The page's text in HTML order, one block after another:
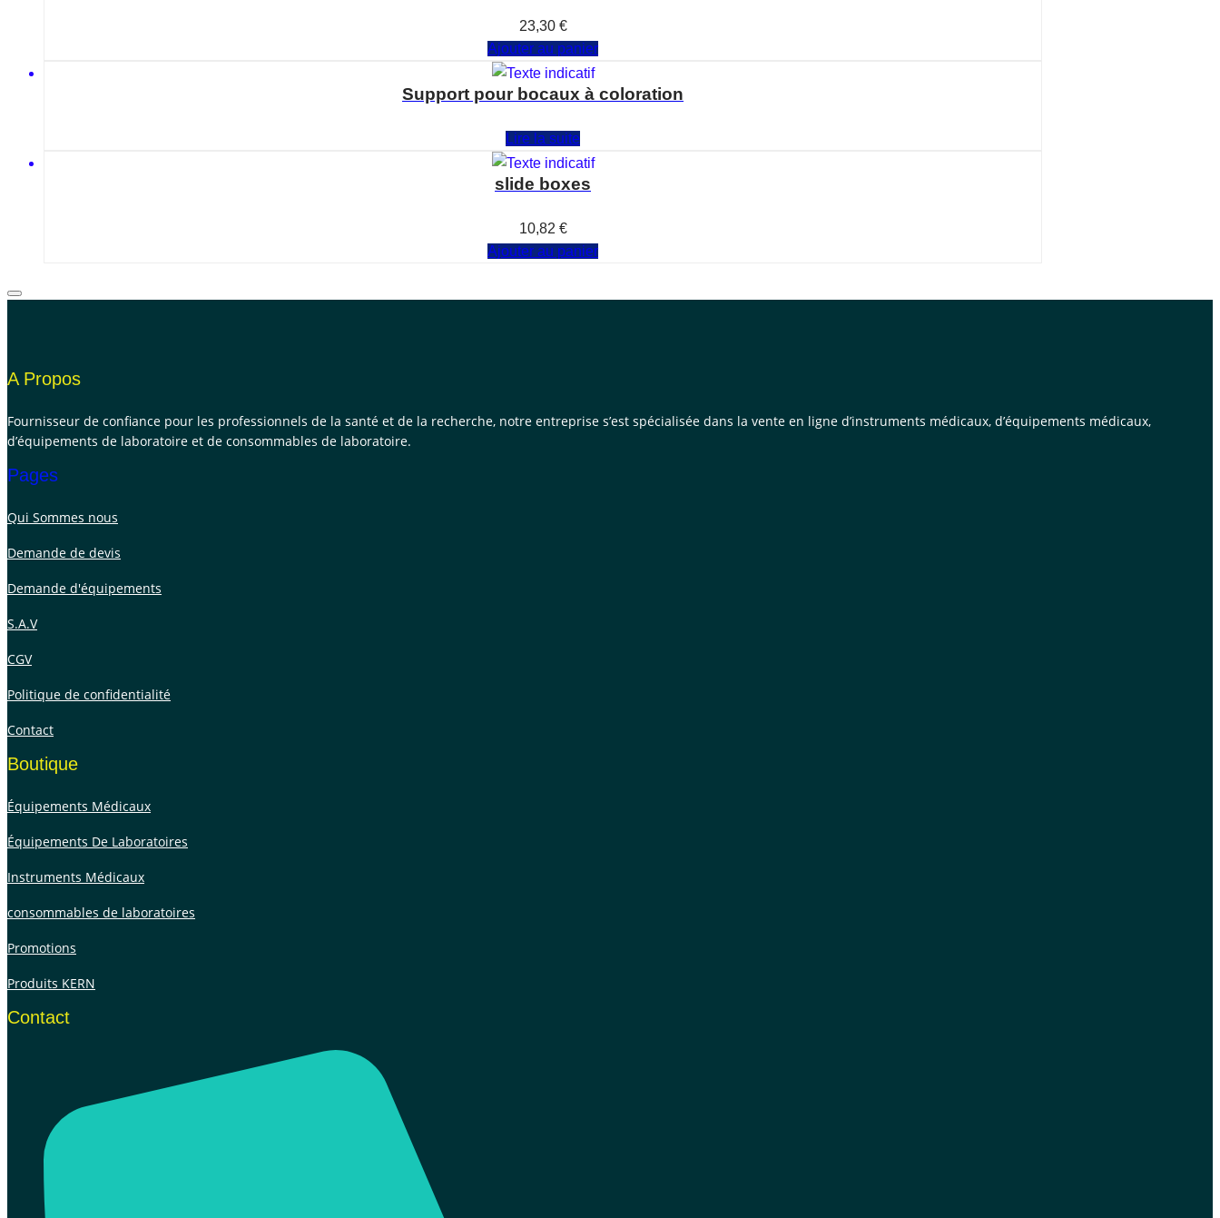
23,30 €
Ajouter au panier
Support pour bocaux à coloration
Lire la suite
slide boxes
10,82 €
Ajouter au panier
A Propos
Fournisseur de confiance pour les professionnels de la santé et de la recherche, notre entreprise s’est spécialisée dans la vente en ligne d’instruments médicaux, d’équipements médicaux,
d’équipements de laboratoire et de consommables de laboratoire.
Pages
Qui Sommes nous
Demande de devis
Demande d'équipements
S.A.V
CGV
Politique de confidentialité
Contact
Boutique
Équipements Médicaux
Équipements De Laboratoires
Instruments Médicaux
consommables de laboratoires
Promotions
Produits KERN
Contact